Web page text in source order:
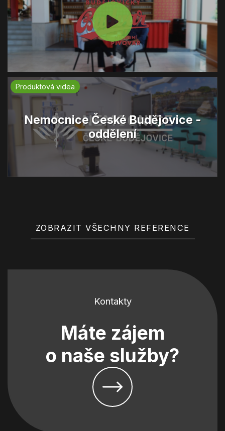
Produktová videa
Nemocnice České Budějovice -
oddělení
ZOBRAZIT VŠECHNY REFERENCE
Kontakty
Máte zájem
o naše služby?